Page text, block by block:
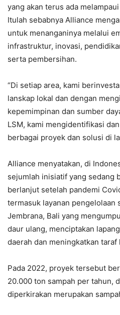
yang akan terus ada
Itulah sebabnya Alliance
untuk menanganinya melalui
infrastruktur, inovasi,
serta pembersihan.
“Di setiap area, kami
lanskap lokal dan dengan
kepemimpinan dan sumber
LSM, kami mengidentifikasi
berbagai proyek dan solusi di
Alliance menyatakan, di
sejumlah inisiatif yang sedang
berlanjut setelah pandemi
termasuk layanan pengelolaan
Jembrana, Bali yang
daur ulang, menciptakan
daerah dan meningkatkan taraf
Pada 2022, proyek tersebut
20.000 ton sampah per tahun,
diperkirakan merupakan